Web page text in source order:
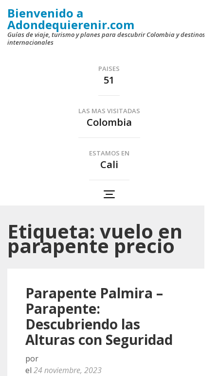
Saltar
contenido
Bienvenido a
Adondequierenir.com
Guías de viaje, turismo y planes para descubrir Colombia y destinos
internacionales
PAISES
51
LAS MAS VISITADAS
Colombia
ESTAMOS EN
Cali
Etiqueta: vuelo en
parapente precio
Parapente Palmira –
Parapente:
Descubriendo las
Alturas con Seguridad
por
el 24 noviembre, 2023